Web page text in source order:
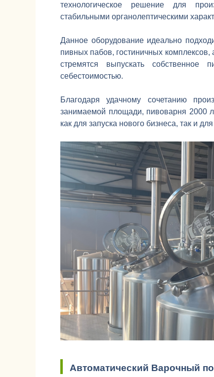
технологическое решение для
стабильными органолептическими
Данное оборудование идеально
пивных пабов, гостиничных комплексов,
стремятся выпускать собственное
себестоимостью.
Благодаря удачному сочетанию
занимаемой площади, пивоварня 2000
как для запуска нового бизнеса, так и
Автоматический Варочный